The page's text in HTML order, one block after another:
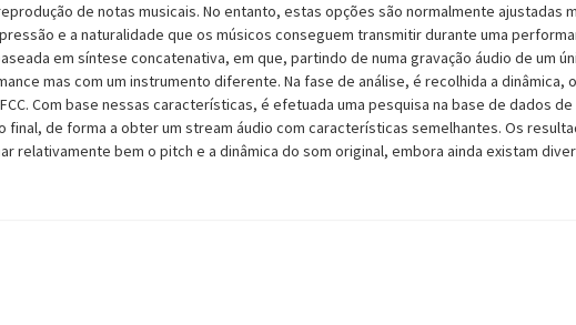
de notas musicais. No entanto, estas opções são normalmente ajustadas
e a naturalidade que os músicos conseguem transmitir durante uma
em síntese concatenativa, em que, partindo de numa gravação áudio de um
mas com um instrumento diferente. Na fase de análise, é recolhida a dinâmica,
Com base nessas características, é efetuada uma pesquisa na base de dados
final, de forma a obter um stream áudio com características semelhantes. Os
relativamente bem o pitch e a dinâmica do som original, embora ainda existam